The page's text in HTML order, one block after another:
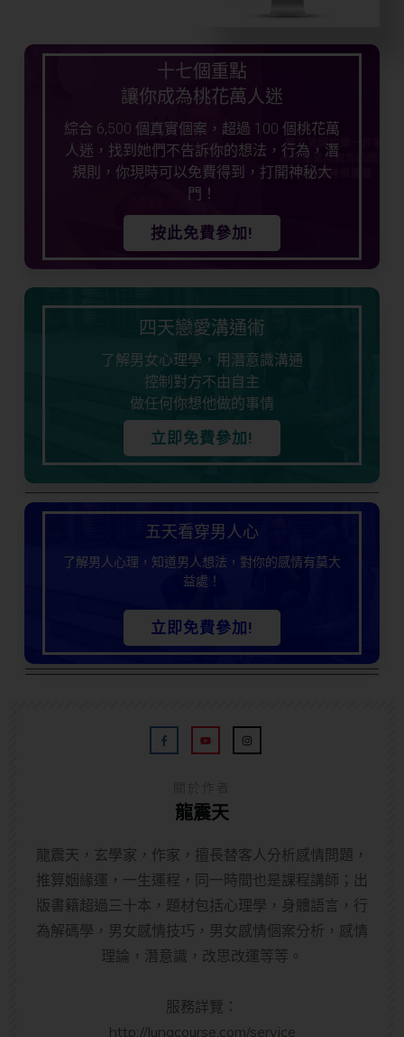
十七個重點
讓你成為桃花萬人迷
綜合 6,500 個真實個案，超過 100 個桃花萬
人迷，找到她們不告訴你的想法，行為，潛
規則，你現時可以免費得到，打開神秘大
門！
按此免費參加!
四天戀愛溝通術
了解男女心理學，用潛意識溝通
控制對方不由自主
做任何你想他做的事情
立即免費參加!
五天看穿男人心
了解男人心理，知道男人想法，對你的感情有莫大
益處！
立即免費參加!
龍震天
龍震天，玄學家，作家，擅長替客人分析感情問題，
推算姻緣運，一生運程，同一時間也是課程講師；出
版書籍超過三十本，題材包括心理學，身體語言，行
為解碼學，男女感情技巧，男女感情個案分析，感情
理論，潛意識，改思改運等等。
服務詳覽：
http://lungcourse.com/service